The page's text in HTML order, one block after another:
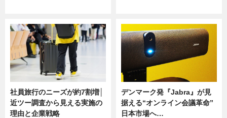
社員旅行のニーズが約7割増│
近ツー調査から見える実施の
理由と企業戦略
デンマーク発『Jabra』が見
据える“オンライン会議革命”
日本市場へ…